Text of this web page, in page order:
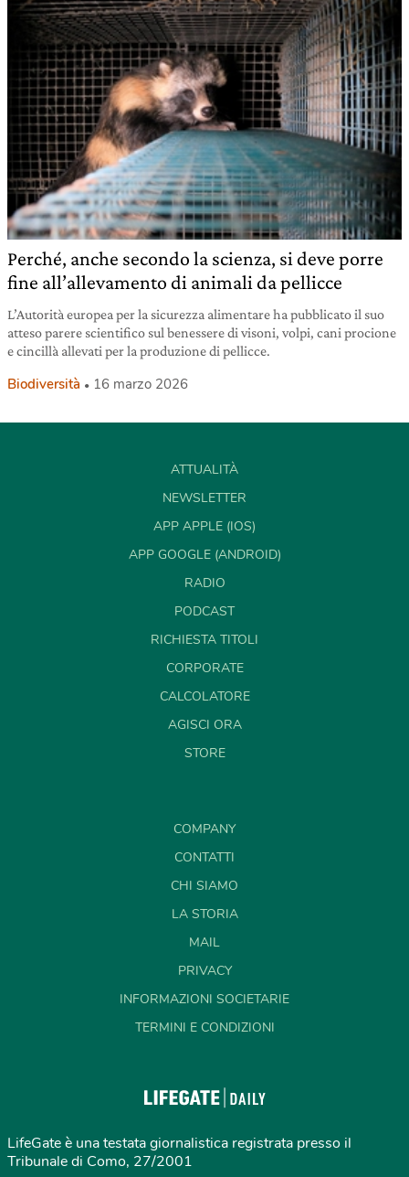
Perché, anche secondo la scienza, si deve porre
fine all’allevamento di animali da pellicce
L’Autorità europea per la sicurezza alimentare ha pubblicato il suo
atteso parere scientifico sul benessere di visoni, volpi, cani procione
e cincillà allevati per la produzione di pellicce.
Biodiversità 16 marzo 2026
ATTUALITÀ
NEWSLETTER
APP APPLE (IOS)
APP GOOGLE (ANDROID)
RADIO
PODCAST
RICHIESTA TITOLI
CORPORATE
CALCOLATORE
AGISCI ORA
STORE
COMPANY
CONTATTI
CHI SIAMO
LA STORIA
MAIL
PRIVACY
INFORMAZIONI SOCIETARIE
TERMINI E CONDIZIONI
LifeGate è una testata giornalistica registrata presso il
Tribunale di Como, 27/2001